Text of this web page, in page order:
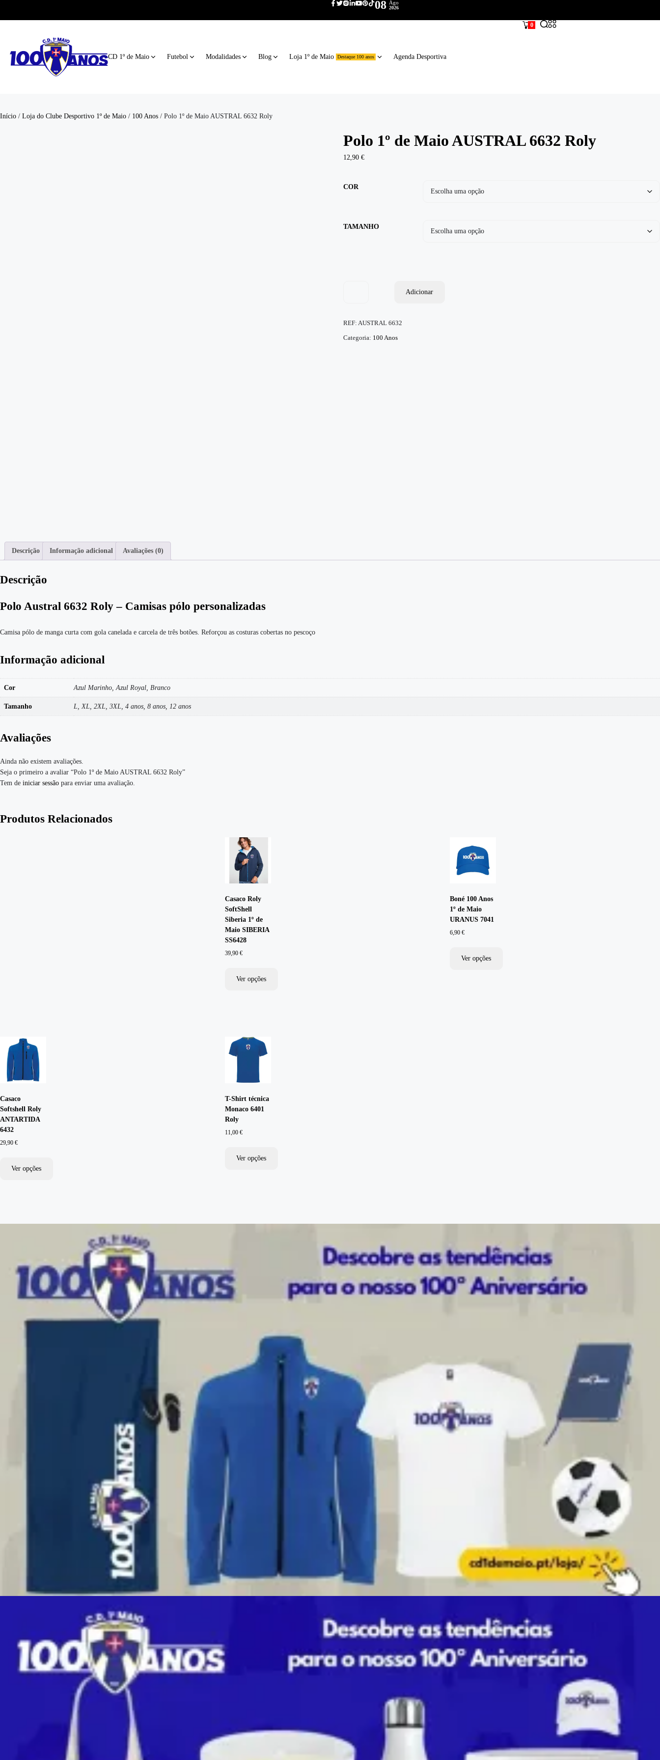
08 Ago
2026
CD 1º de Maio Futebol Modalidades Blog Loja 1º de Maio Destaque 100 anos Agenda Desportiva
0
Início / Loja do Clube Desportivo 1º de Maio / 100 Anos / Polo 1º de Maio AUSTRAL 6632 Roly
Polo 1º de Maio AUSTRAL 6632 Roly
12,90 €
COR
TAMANHO
Adicionar
REF: AUSTRAL 6632
Categoria: 100 Anos
Descrição Informação adicional Avaliações (0)
Descrição
Polo Austral 6632 Roly – Camisas pólo personalizadas
Camisa pólo de manga curta com gola canelada e carcela de três botões. Reforçou as costuras cobertas no pescoço
Informação adicional
Cor Azul Marinho, Azul Royal, Branco
Tamanho L, XL, 2XL, 3XL, 4 anos, 8 anos, 12 anos
Avaliações
Ainda não existem avaliações.
Seja o primeiro a avaliar “Polo 1º de Maio AUSTRAL 6632 Roly”
Tem de iniciar sessão para enviar uma avaliação.
Produtos Relacionados
Casaco Roly
SoftShell
Siberia 1º de
Maio SIBERIA
SS6428
39,90 €
Ver opções
Boné 100 Anos
1º de Maio
URANUS 7041
6,90 €
Ver opções
Casaco
Softshell Roly
ANTARTIDA
6432
29,90 €
Ver opções
T-Shirt técnica
Monaco 6401
Roly
11,00 €
Ver opções